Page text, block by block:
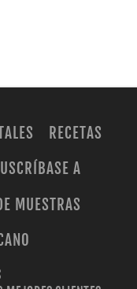
RECETAS
A
MUESTRAS